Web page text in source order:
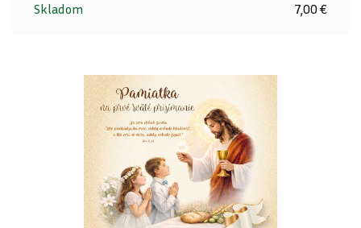
Skladom 7,00 €